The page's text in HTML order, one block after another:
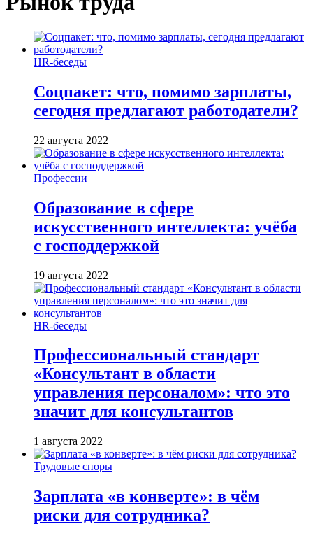
HR-беседы
Соцпакет: что, помимо зарплаты,
сегодня предлагают работодатели?
22 августа 2022
Профессии
Образование в сфере
искусственного интеллекта: учёба
с господдержкой
19 августа 2022
HR-беседы
Профессиональный стандарт
«Консультант в области
управления персоналом»: что это
значит для консультантов
1 августа 2022
Трудовые споры
Зарплата «в конверте»: в чём
риски для сотрудника?